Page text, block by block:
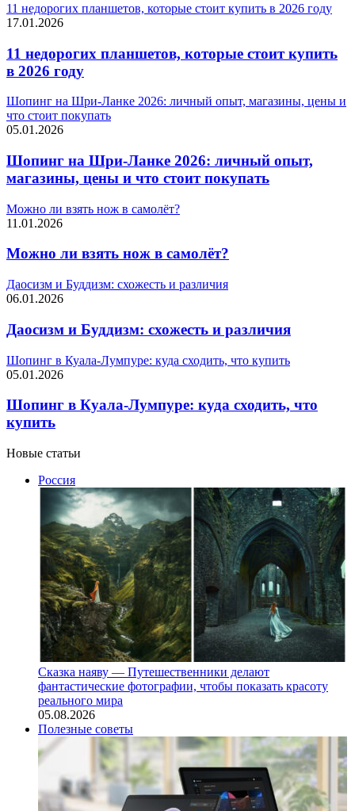
11 недорогих планшетов, которые стоит купить в 2026 году
17.01.2026
11 недорогих планшетов, которые стоит купить
в 2026 году
Шопинг на Шри-Ланке 2026: личный опыт, магазины, цены и
что стоит покупать
05.01.2026
Шопинг на Шри-Ланке 2026: личный опыт,
магазины, цены и что стоит покупать
Можно ли взять нож в самолёт?
11.01.2026
Можно ли взять нож в самолёт?
Даосизм и Буддизм: схожесть и различия
06.01.2026
Даосизм и Буддизм: схожесть и различия
Шопинг в Куала-Лумпуре: куда сходить, что купить
05.01.2026
Шопинг в Куала-Лумпуре: куда сходить, что
купить
Новые статьи
Россия
Сказка наяву — Путешественники делают
фантастические фотографии, чтобы показать красоту
реального мира
05.08.2026
Полезные советы